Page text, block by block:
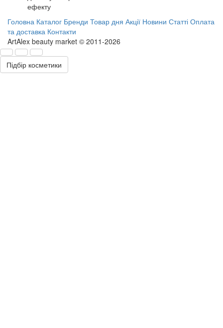
ефекту
Головна Каталог Бренди Товар дня Акції Новини Статті Оплата
та доставка Контакти
ArtAlex beauty market © 2011-2026
Підбір косметики